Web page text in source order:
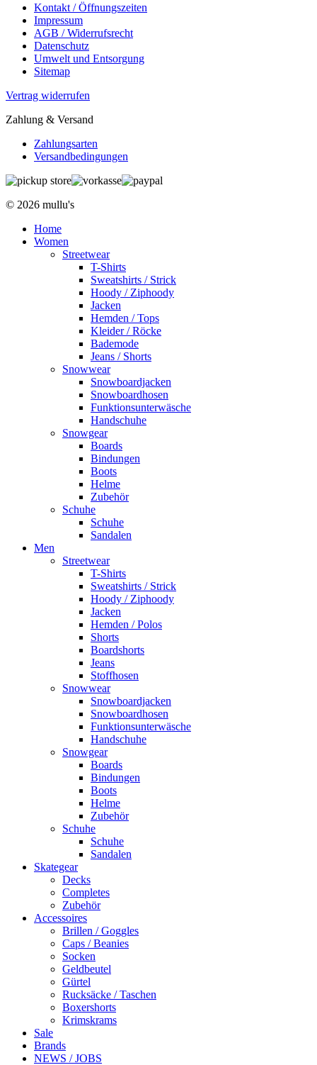
Kontakt / Öffnungszeiten
Impressum
AGB / Widerrufsrecht
Datenschutz
Umwelt und Entsorgung
Sitemap
Vertrag widerrufen
Zahlung & Versand
Zahlungsarten
Versandbedingungen
© 2026 mullu's
Home
Women
Streetwear
T-Shirts
Sweatshirts / Strick
Hoody / Ziphoody
Jacken
Hemden / Tops
Kleider / Röcke
Bademode
Jeans / Shorts
Snowwear
Snowboardjacken
Snowboardhosen
Funktionsunterwäsche
Handschuhe
Snowgear
Boards
Bindungen
Boots
Helme
Zubehör
Schuhe
Schuhe
Sandalen
Men
Streetwear
T-Shirts
Sweatshirts / Strick
Hoody / Ziphoody
Jacken
Hemden / Polos
Shorts
Boardshorts
Jeans
Stoffhosen
Snowwear
Snowboardjacken
Snowboardhosen
Funktionsunterwäsche
Handschuhe
Snowgear
Boards
Bindungen
Boots
Helme
Zubehör
Schuhe
Schuhe
Sandalen
Skategear
Decks
Completes
Zubehör
Accessoires
Brillen / Goggles
Caps / Beanies
Socken
Geldbeutel
Gürtel
Rucksäcke / Taschen
Boxershorts
Krimskrams
Sale
Brands
NEWS / JOBS